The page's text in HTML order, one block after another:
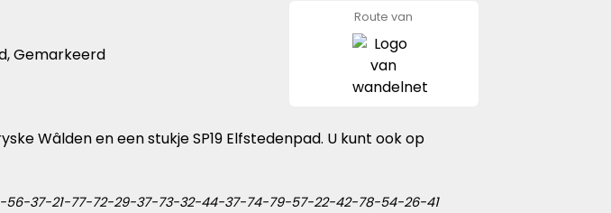
Gemarkeerd
Route van
Wâlden en een stukje SP19 Elfstedenpad. U kunt ook op
56-37-21-77-72-29-37-73-32-44-37-74-79-57-22-42-78-54-26-41